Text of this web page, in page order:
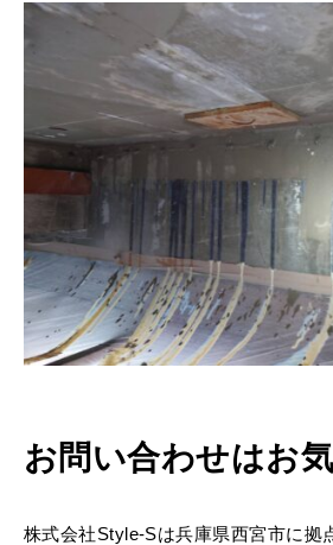
お問い合わせはお
株式会社Style-Sは兵庫県西宮市に拠